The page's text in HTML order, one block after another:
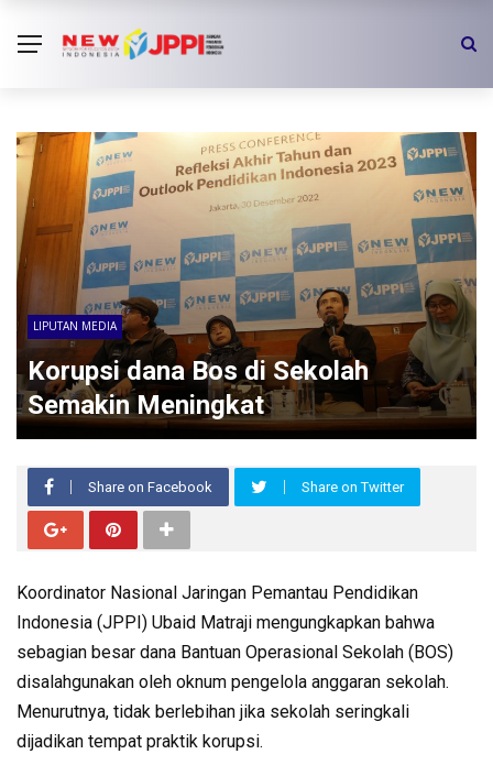
LIPUTAN MEDIA
Korupsi dana Bos di Sekolah
Semakin Meningkat
Share on Facebook Share on Twitter
Koordinator Nasional Jaringan Pemantau Pendidikan
Indonesia (JPPI) Ubaid Matraji mengungkapkan bahwa
sebagian besar dana Bantuan Operasional Sekolah (BOS)
disalahgunakan oleh oknum pengelola anggaran sekolah.
Menurutnya, tidak berlebihan jika sekolah seringkali
dijadikan tempat praktik korupsi.